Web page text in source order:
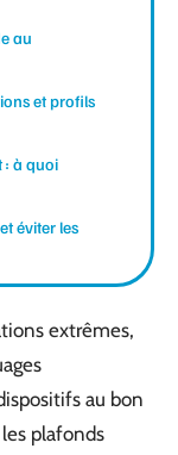
au
et profils
: à quoi
éviter les
extrêmes,
au bon
plafonds